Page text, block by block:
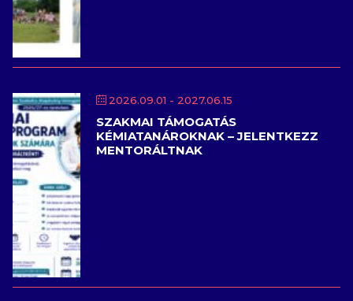
2026.09.01 - 2027.06.15
SZAKMAI TÁMOGATÁS
KÉMIATANÁROKNAK – JELENTKEZZ
MENTORÁLTNAK